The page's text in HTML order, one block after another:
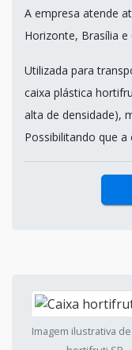
A empresa atende
Horizonte, Brasília e
Utilizada para
caixa plástica
alta de densidade),
Possibilitando que a
Imagem ilustrativa de